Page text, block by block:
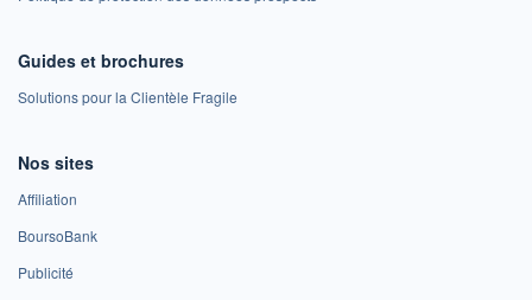
Guides et brochures
Solutions pour la Clientèle Fragile
Nos sites
Affiliation
BoursoBank
Publicité